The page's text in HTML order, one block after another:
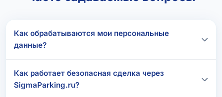
Как обрабатываются мои персональные
данные?
Как работает безопасная сделка через
SigmaParking.ru?